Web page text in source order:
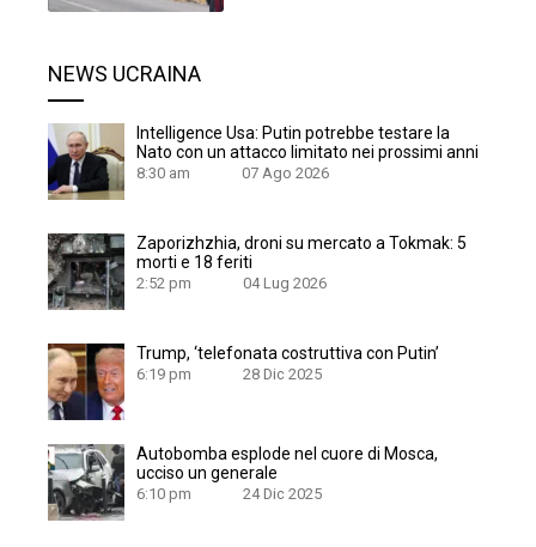
NEWS UCRAINA
Intelligence Usa: Putin potrebbe testare la
Nato con un attacco limitato nei prossimi anni
8:30 am 07 Ago 2026
Zaporizhzhia, droni su mercato a Tokmak: 5
morti e 18 feriti
2:52 pm 04 Lug 2026
Trump, ‘telefonata costruttiva con Putin’
6:19 pm 28 Dic 2025
Autobomba esplode nel cuore di Mosca,
ucciso un generale
6:10 pm 24 Dic 2025